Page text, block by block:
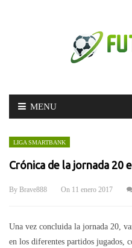
Skip
MENU
LIGA SMARTBANK
Crónica de la jornada 20
By Brave888 On 11 enero 2017
Una vez concluida la jornada 20,
en los diferentes partidos jugados,